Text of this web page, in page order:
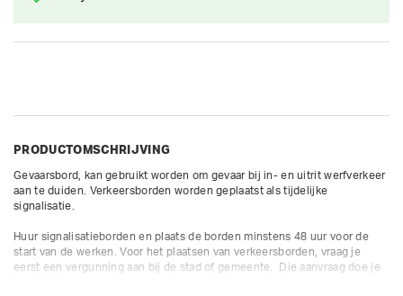
PRODUCTOMSCHRIJVING
Gevaarsbord, kan gebruikt worden om gevaar bij in- en uitrit werfverkeer
aan te duiden. Verkeersborden worden geplaatst als tijdelijke
signalisatie.
Huur signalisatieborden en plaats de borden minstens 48 uur voor de
start van de werken. Voor het plaatsen van verkeersborden, vraag je
eerst een vergunning aan bij de stad of gemeente.  Die aanvraag doe je